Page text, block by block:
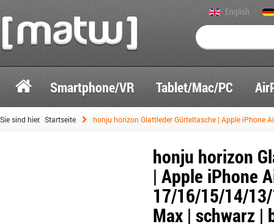
English
Smartphone/VR Tablet/Mac/PC
Sie sind hier: Startseite honju horizon Glattleder Gürteltasche | Apple
honju horizon
| Apple iPhone
17/16/15/14/
Max | schwarz |